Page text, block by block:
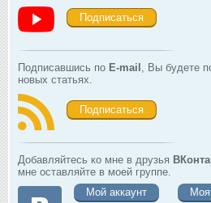
Подписаться
Подписавшись по E-mail , Вы будете
новых статьях.
Подписаться
Добавляйтесь ко мне в друзья
мне оставляйте в моей группе.
Мой аккаунт
Моя